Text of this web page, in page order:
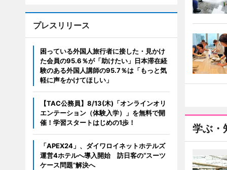
学ぶ・
プレスリリース
困っている外国人旅行者に接した・見かけ
た会員の95.6％が「助けたい」日本滞在経
験のある外国人講師の95.7％は「もっと気
軽に声をかけてほしい」
【TAC公務員】8/13(木)「オンラインオリ
エンテーション（体験入学）」を無料で開
催！学習スタートはじめの1歩！
「APEX24」、ダイワロイネットホテルズ
運営4ホテルへ導入開始 訪日客の“スーツ
ケース問題”解決へ